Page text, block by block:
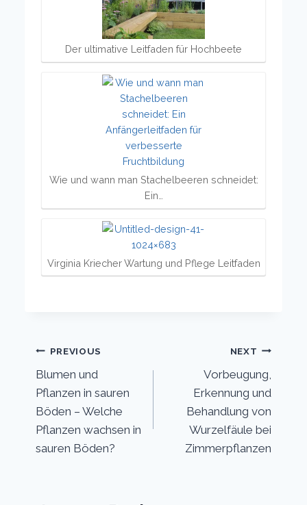
Der ultimative Leitfaden für Hochbeete
Wie und wann man Stachelbeeren schneidet:
Ein…
Virginia Kriecher Wartung und Pflege Leitfaden
Post
navigation
PREVIOUS
Blumen und
Pflanzen in sauren
Böden – Welche
Pflanzen wachsen in
sauren Böden?
NEXT
Vorbeugung,
Erkennung und
Behandlung von
Wurzelfäule bei
Zimmerpflanzen